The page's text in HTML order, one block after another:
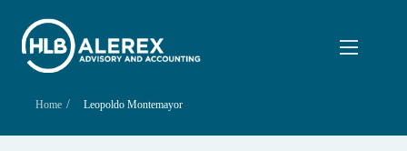
Home / Leopoldo Montemayor